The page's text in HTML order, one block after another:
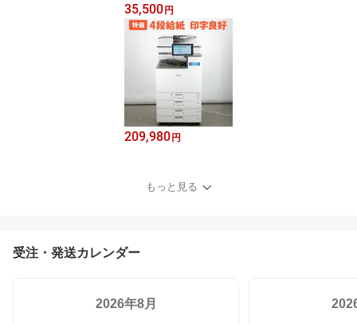
35,500円
209,980円
もっと見る
受注・発送カレンダー
2026年8月